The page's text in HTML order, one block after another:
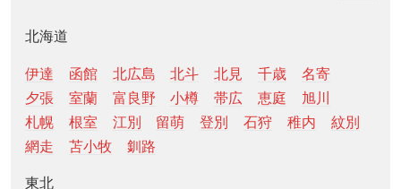
北海道
伊達 函館 北広島 北斗 北見 千歳
名寄
夕張
室蘭 富良野 小樽 帯広 恵庭
旭川
札幌
根室 江別 留萌 登別 石狩 稚内
紋別
網走
苫小牧 釧路
東北